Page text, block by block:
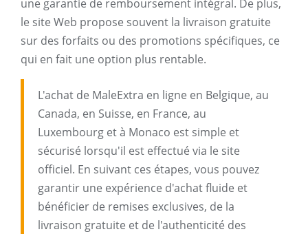
une garantie de remboursement intégral. De plus,
le site Web propose souvent la livraison gratuite
sur des forfaits ou des promotions spécifiques, ce
qui en fait une option plus rentable.
L'achat de MaleExtra en ligne en Belgique, au
Canada, en Suisse, en France, au
Luxembourg et à Monaco est simple et
sécurisé lorsqu'il est effectué via le site
officiel. En suivant ces étapes, vous pouvez
garantir une expérience d'achat fluide et
bénéficier de remises exclusives, de la
livraison gratuite et de l'authenticité des